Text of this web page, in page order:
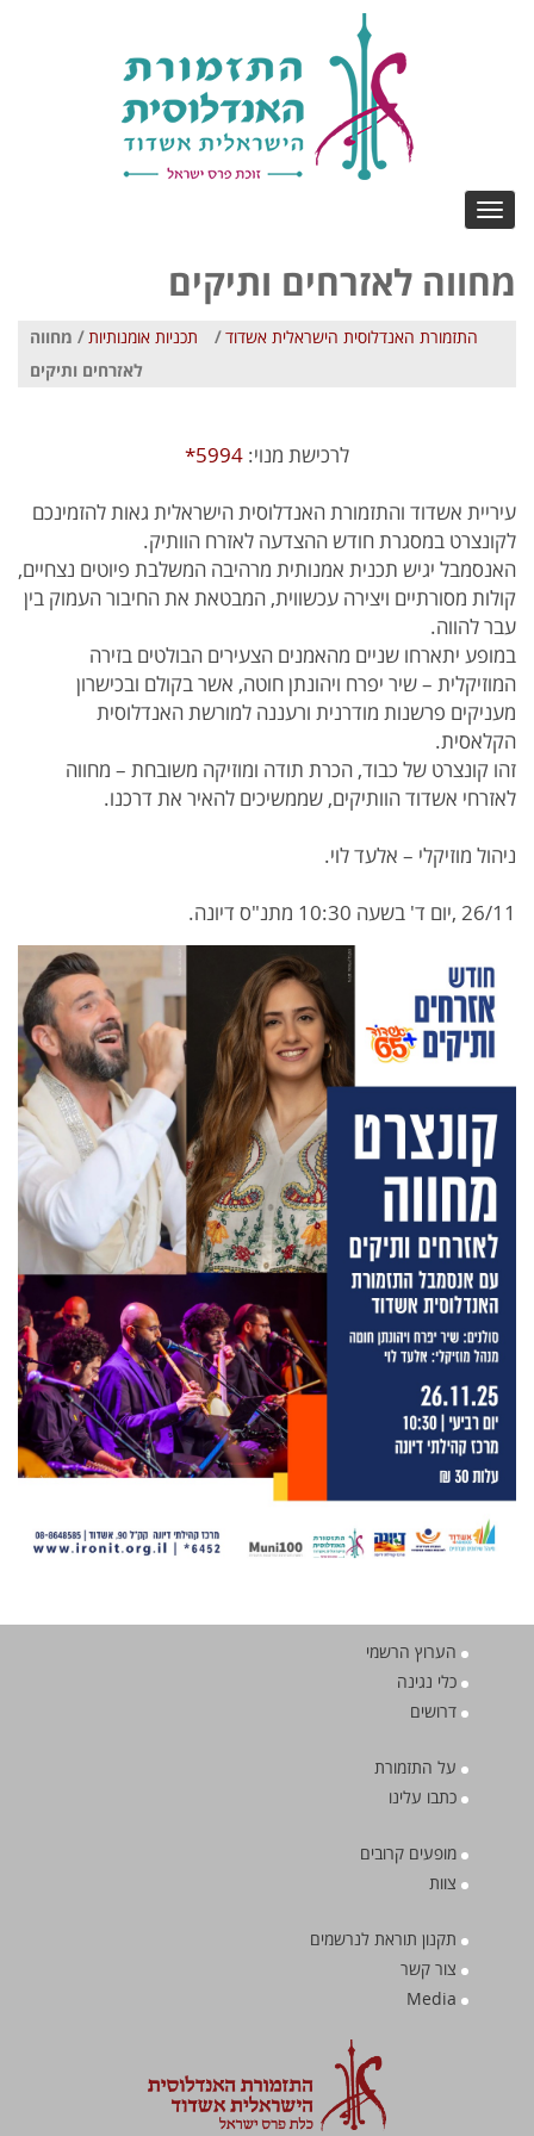
Toggle
navigation
מחווה לאזרחים ותיקים
התזמורת האנדלוסית הישראלית אשדוד/ תכניות אומנותיות/ מחווה
לאזרחים ותיקים
לרכישת מנוי: 5994*
עיריית אשדוד והתזמורת האנדלוסית הישראלית גאות להזמינכם
לקונצרט במסגרת חודש ההצדעה לאזרח הוותיק.
האנסמבל יגיש תכנית אמנותית מרהיבה המשלבת פיוטים נצחיים,
קולות מסורתיים ויצירה עכשווית, המבטאת את החיבור העמוק בין
עבר להווה.
במופע יתארחו שניים מהאמנים הצעירים הבולטים בזירה
המוזיקלית – שיר יפרח ויהונתן חוטה, אשר בקולם ובכישרון
מעניקים פרשנות מודרנית ורעננה למורשת האנדלוסית
הקלאסית.
זהו קונצרט של כבוד, הכרת תודה ומוזיקה משובחת – מחווה
לאזרחי אשדוד הוותיקים, שממשיכים להאיר את דרכנו.
ניהול מוזיקלי – אלעד לוי.
26/11 ,יום ד' בשעה 10:30 מתנ"ס דיונה.
הערוץ הרשמי
כלי נגינה
דרושים
על התזמורת
כתבו עלינו
מופעים קרובים
צוות
תקנון תוראת לנרשמים
צור קשר